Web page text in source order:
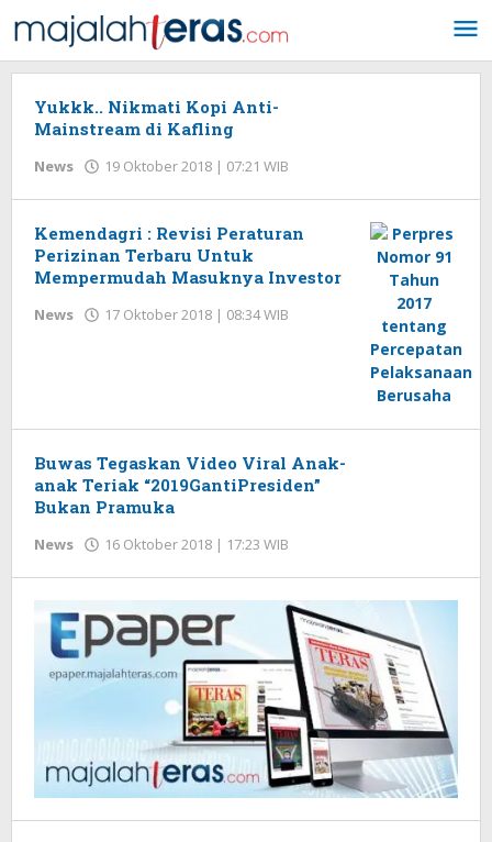
ke
konten
Yukkk.. Nikmati Kopi Anti-
Mainstream di Kafling
News 19 Oktober 2018 | 07:21 WIB
Kemendagri : Revisi Peraturan
Perizinan Terbaru Untuk
Mempermudah Masuknya Investor
News 17 Oktober 2018 | 08:34 WIB
Buwas Tegaskan Video Viral Anak-
anak Teriak “2019GantiPresiden”
Bukan Pramuka
News 16 Oktober 2018 | 17:23 WIB